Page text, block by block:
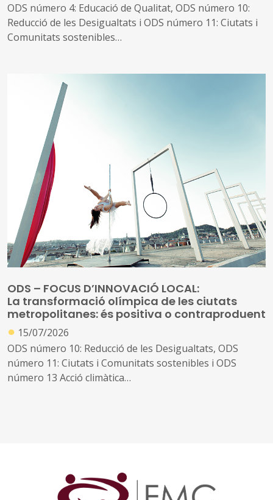
ODS número 4: Educació de Qualitat, ODS número 10:
Reducció de les Desigualtats i ODS número 11: Ciutats i
Comunitats sostenibles
residència en el desenvolupament dels infants; l'entorn
on creix un nen/a pot esdevenir una font d'experiències,
d'aprenentatge i de socialització o pot esdevenir un
obstacle per al seu procés de desenvolupament
ODS – FOCUS D’INNOVACIÓ LOCAL:
La transformació olímpica de les ciutats
metropolitanes: és positiva o contraproduent
● 15/07/2026
ODS número 10: Reducció de les Desigualtats, ODS
número 11: Ciutats i Comunitats sostenibles i ODS
número 13 Acció climàtica
noves infraestructures